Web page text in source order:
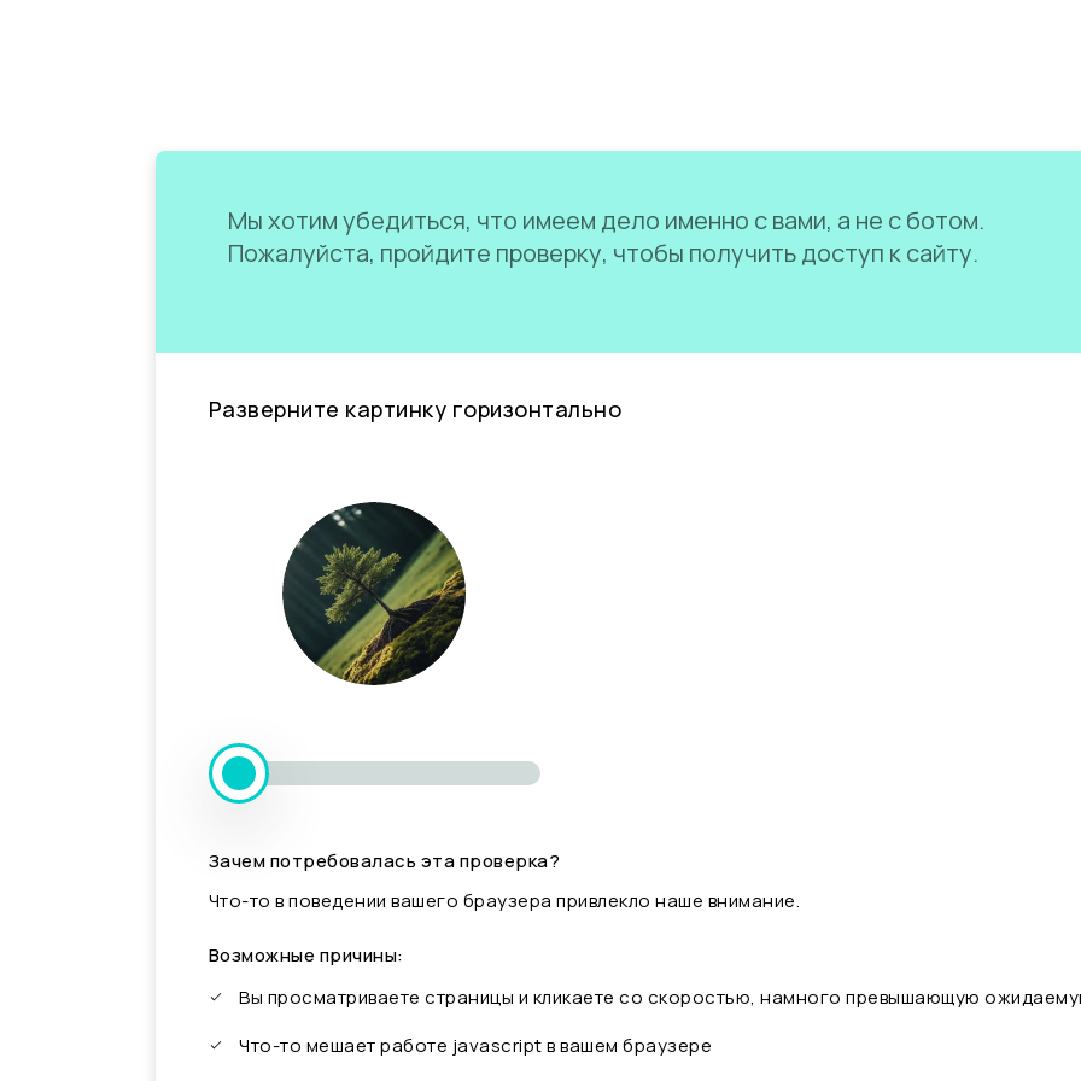
Мы хотим убедиться, что имеем дело именно с вами, а не с ботом.
Пожалуйста, пройдите проверку, чтобы получить доступ к сайту.
Разверните картинку горизонтально
Зачем потребовалась эта проверка?
Что-то в поведении вашего браузера привлекло наше внимание.
Возможные причины:
Вы просматриваете страницы и кликаете со скоростью, намного превышающую
Что-то мешает работе javascript в вашем браузере